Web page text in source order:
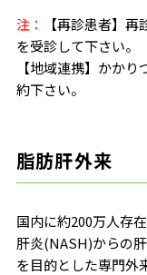
注：
【再診患者】
を受診して下さい。
【地域連携】かか
約下さい。
脂肪肝外来
国内に約200万人存
肝炎(NASH)からの
を目的とした専門外